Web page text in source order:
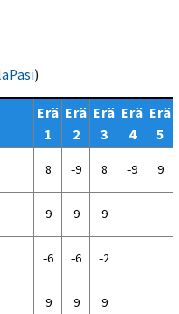
)
Erä
1
Erä
2
Erä
3
Erä
4
Erä
5
8 -9 8 -9 9
9 9 9
-6 -6 -2
9 9 9